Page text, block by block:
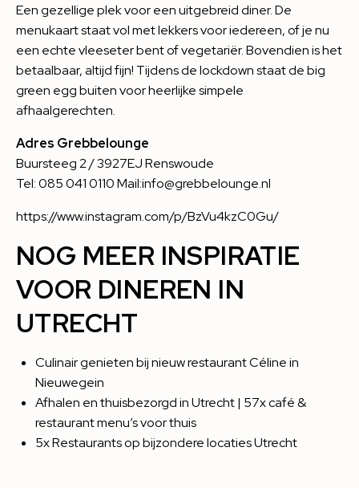
Een gezellige plek voor een uitgebreid diner. De
menukaart staat vol met lekkers voor iedereen, of je nu
een echte vleeseter bent of vegetariër. Bovendien is het
betaalbaar, altijd fijn! Tijdens de lockdown staat de big
green egg buiten voor heerlijke simpele
afhaalgerechten.
Adres Grebbelounge
Buursteeg 2 / 3927EJ Renswoude
Tel: 085 041 0110 Mail:info@grebbelounge.nl
https://www.instagram.com/p/BzVu4kzC0Gu/
NOG MEER INSPIRATIE
VOOR DINEREN IN
UTRECHT
Culinair genieten bij nieuw restaurant Céline in
Nieuwegein
Afhalen en thuisbezorgd in Utrecht | 57x café &
restaurant menu’s voor thuis
5x Restaurants op bijzondere locaties Utrecht